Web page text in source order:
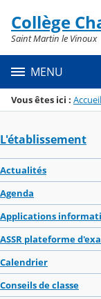
Menu de la
Contenu
Collège
Saint Martin le Vinoux
MENU
Vous êtes ici : Accueil
L'établissement
Actualités
Agenda
Applications
ASSR plateforme
Calendrier
Conseils de classe